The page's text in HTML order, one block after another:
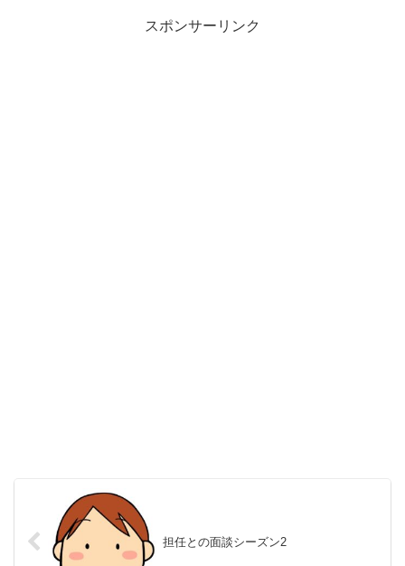
スポンサーリンク
担任との面談シーズン2